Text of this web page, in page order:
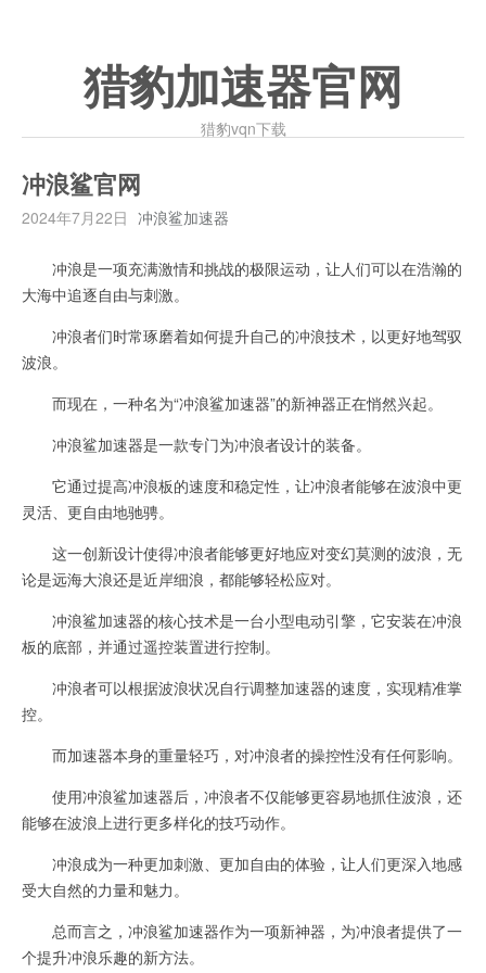
猎豹加速器官网
猎豹vqn下载
冲浪鲨官网
2024年7月22日 冲浪鲨加速器
冲浪是一项充满激情和挑战的极限运动，让人们可以在浩瀚的
大海中追逐自由与刺激。
冲浪者们时常琢磨着如何提升自己的冲浪技术，以更好地驾驭
波浪。
而现在，一种名为“冲浪鲨加速器”的新神器正在悄然兴起。
冲浪鲨加速器是一款专门为冲浪者设计的装备。
它通过提高冲浪板的速度和稳定性，让冲浪者能够在波浪中更
灵活、更自由地驰骋。
这一创新设计使得冲浪者能够更好地应对变幻莫测的波浪，无
论是远海大浪还是近岸细浪，都能够轻松应对。
冲浪鲨加速器的核心技术是一台小型电动引擎，它安装在冲浪
板的底部，并通过遥控装置进行控制。
冲浪者可以根据波浪状况自行调整加速器的速度，实现精准掌
控。
而加速器本身的重量轻巧，对冲浪者的操控性没有任何影响。
使用冲浪鲨加速器后，冲浪者不仅能够更容易地抓住波浪，还
能够在波浪上进行更多样化的技巧动作。
冲浪成为一种更加刺激、更加自由的体验，让人们更深入地感
受大自然的力量和魅力。
总而言之，冲浪鲨加速器作为一项新神器，为冲浪者提供了一
个提升冲浪乐趣的新方法。